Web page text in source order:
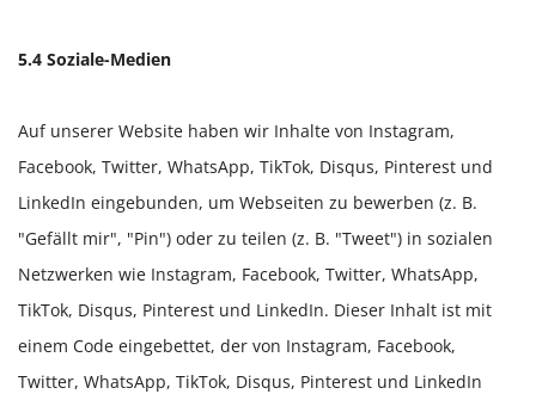
5.4 Soziale-Medien
Auf unserer Website haben wir Inhalte von Instagram,
Facebook, Twitter, WhatsApp, TikTok, Disqus, Pinterest und
LinkedIn eingebunden, um Webseiten zu bewerben (z. B.
"Gefällt mir", "Pin") oder zu teilen (z. B. "Tweet") in sozialen
Netzwerken wie Instagram, Facebook, Twitter, WhatsApp,
TikTok, Disqus, Pinterest und LinkedIn. Dieser Inhalt ist mit
einem Code eingebettet, der von Instagram, Facebook,
Twitter, WhatsApp, TikTok, Disqus, Pinterest und LinkedIn